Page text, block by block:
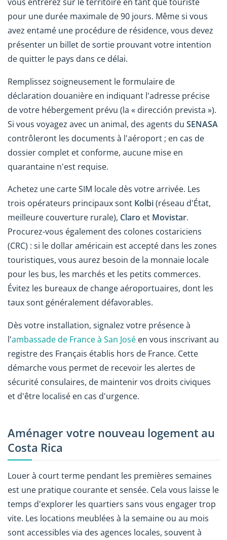
pour une durée maximale de 90 jours. Même si vous
avez entamé une procédure de résidence, vous devez
présenter un billet de sortie prouvant votre intention
de quitter le pays dans ce délai.
Remplissez soigneusement le formulaire de
déclaration douanière en indiquant l'adresse précise
de votre hébergement prévu (la « dirección prevista »).
Si vous voyagez avec un animal, des agents du SENASA
contrôleront les documents à l'aéroport ; en cas de
dossier complet et conforme, aucune mise en
quarantaine n'est requise.
Achetez une carte SIM locale dès votre arrivée. Les
trois opérateurs principaux sont Kolbi(réseau d'État,
meilleure couverture rurale), Claro et Movistar.
Procurez-vous également des colones costariciens
(CRC) : si le dollar américain est accepté dans les zones
touristiques, vous aurez besoin de la monnaie locale
pour les bus, les marchés et les petits commerces.
Évitez les bureaux de change aéroportuaires, dont les
taux sont généralement défavorables.
Dès votre installation, signalez votre présence à
l'ambassade de France à San José en vous inscrivant au
registre des Français établis hors de France. Cette
démarche vous permet de recevoir les alertes de
sécurité consulaires, de maintenir vos droits civiques
et d'être localisé en cas d'urgence.
Aménager votre nouveau logement au
Costa Rica
Louer à court terme pendant les premières semaines
est une pratique courante et sensée. Cela vous laisse le
temps d'explorer les quartiers sans vous engager trop
vite. Les locations meublées à la semaine ou au mois
sont accessibles via des agences locales, souvent à